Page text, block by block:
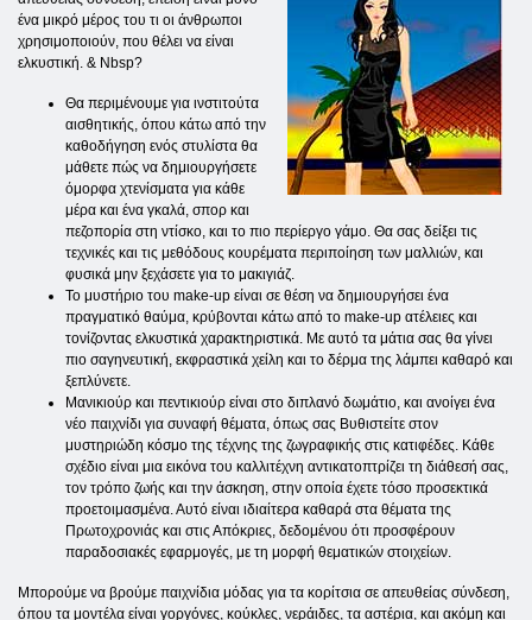
ένα μικρό μέρος του τι οι άνθρωποι
χρησιμοποιούν, που θέλει να είναι
ελκυστική. & Nbsp?
Θα περιμένουμε για ινστιτούτα
αισθητικής, όπου κάτω από την
καθοδήγηση ενός στυλίστα θα
μάθετε πώς να δημιουργήσετε
όμορφα χτενίσματα για κάθε
μέρα και ένα γκαλά, σπορ και
πεζοπορία στη ντίσκο, και το πιο περίεργο γάμο. Θα σας δείξει τις
τεχνικές και τις μεθόδους κουρέματα περιποίηση των μαλλιών, και
φυσικά μην ξεχάσετε για το μακιγιάζ.
Το μυστήριο του make-up είναι σε θέση να δημιουργήσει ένα
πραγματικό θαύμα, κρύβονται κάτω από το make-up ατέλειες και
τονίζοντας ελκυστικά χαρακτηριστικά. Με αυτό τα μάτια σας θα γίνει
πιο σαγηνευτική, εκφραστικά χείλη και το δέρμα της λάμπει καθαρό και
ξεπλύνετε.
Μανικιούρ και πεντικιούρ είναι στο διπλανό δωμάτιο, και ανοίγει ένα
νέο παιχνίδι για συναφή θέματα, όπως σας Βυθιστείτε στον
μυστηριώδη κόσμο της τέχνης της ζωγραφικής στις κατιφέδες. Κάθε
σχέδιο είναι μια εικόνα του καλλιτέχνη αντικατοπτρίζει τη διάθεσή σας,
τον τρόπο ζωής και την άσκηση, στην οποία έχετε τόσο προσεκτικά
προετοιμασμένα. Αυτό είναι ιδιαίτερα καθαρά στα θέματα της
Πρωτοχρονιάς και στις Απόκριες, δεδομένου ότι προσφέρουν
παραδοσιακές εφαρμογές, με τη μορφή θεματικών στοιχείων.
Μπορούμε να βρούμε παιχνίδια μόδας για τα κορίτσια σε απευθείας σύνδεση,
όπου τα μοντέλα είναι γοργόνες, κούκλες, νεράιδες, τα αστέρια, και ακόμη και